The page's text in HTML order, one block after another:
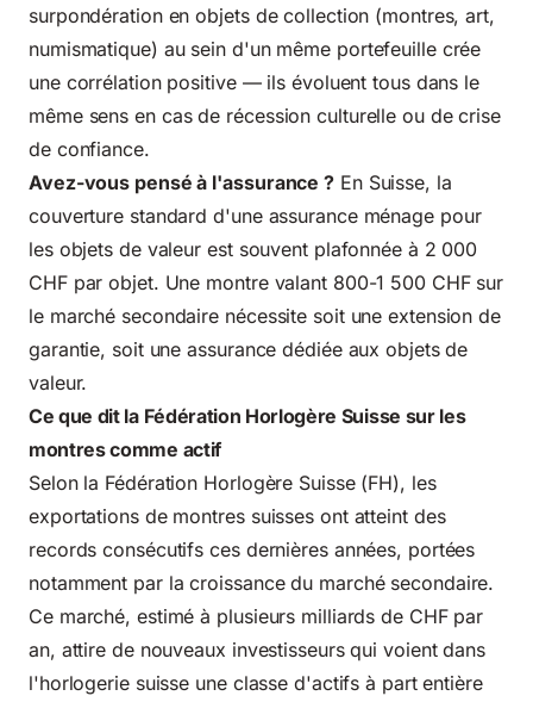
surpondération en objets de collection (montres, art,
numismatique) au sein d'un même portefeuille crée
une corrélation positive — ils évoluent tous dans le
même sens en cas de récession culturelle ou de crise
de confiance.
Avez-vous pensé à l'assurance ? En Suisse, la
couverture standard d'une assurance ménage pour
les objets de valeur est souvent plafonnée à 2 000
CHF par objet. Une montre valant 800-1 500 CHF sur
le marché secondaire nécessite soit une extension de
garantie, soit une assurance dédiée aux objets de
valeur.
Ce que dit la Fédération Horlogère Suisse sur les
montres comme actif
Selon la Fédération Horlogère Suisse (FH), les
exportations de montres suisses ont atteint des
records consécutifs ces dernières années, portées
notamment par la croissance du marché secondaire.
Ce marché, estimé à plusieurs milliards de CHF par
an, attire de nouveaux investisseurs qui voient dans
l'horlogerie suisse une classe d'actifs à part entière